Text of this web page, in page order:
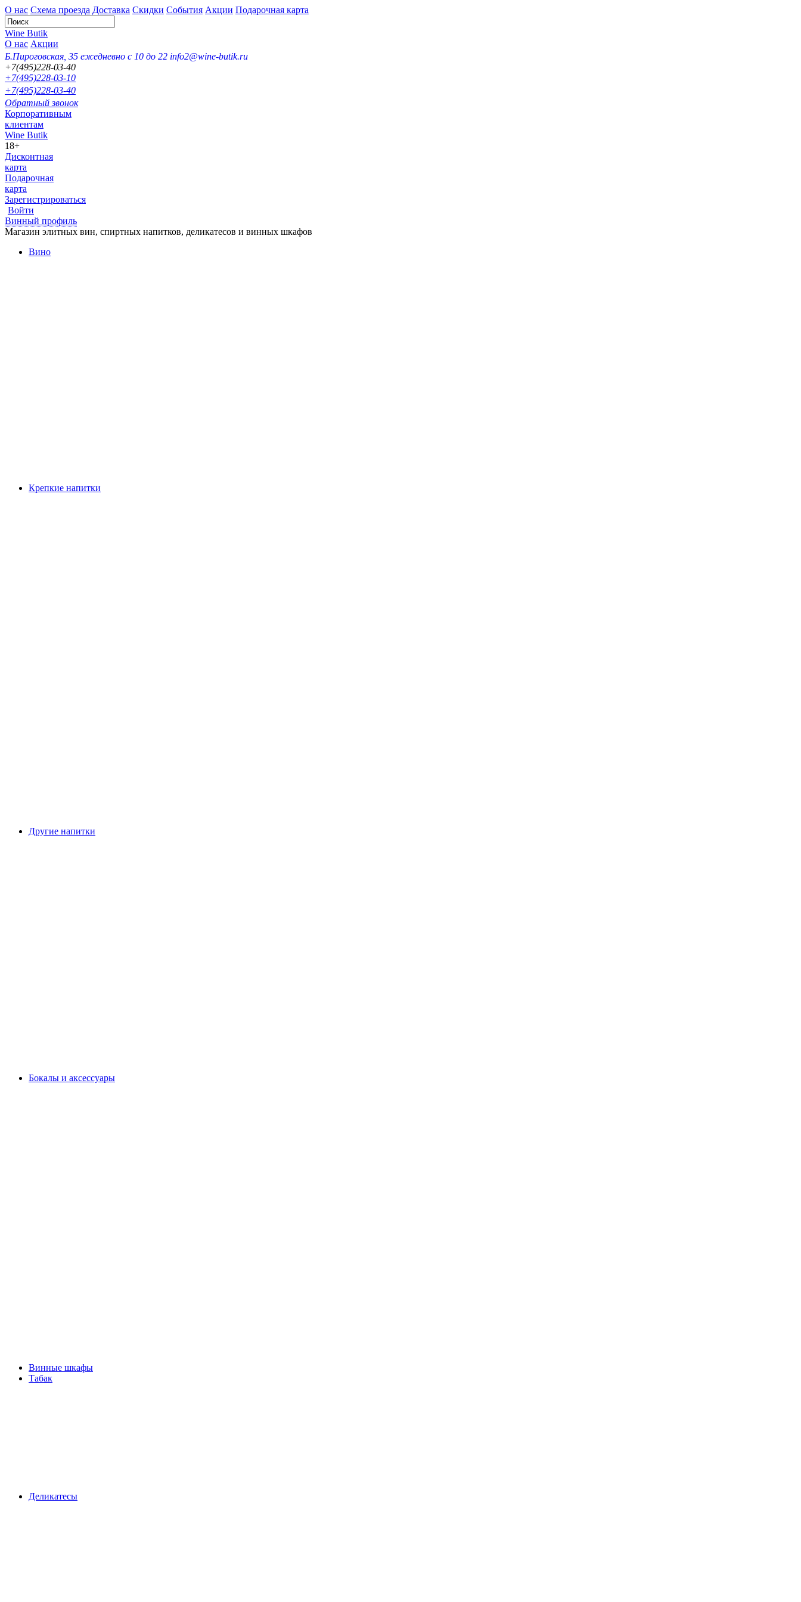
О нас Схема проезда Доставка Скидки События Акции Подарочная карта
Wine Butik
О нас Акции
Б.Пироговская, 35 ежедневно с 10 до 22 info2@wine-butik.ru
+7(495)228-03-40
+7(495)228-03-10
+7(495)228-03-40
Обратный звонок
Корпоративным
клиентам
Wine Butik
18+
Дисконтная
карта
Подарочная
карта
Зарегистрироваться
Войти
Винный профиль
Магазин элитных вин, спиртных напитков, деликатесов и винных шкафов
Вино
Крепкие напитки
Другие напитки
Бокалы и аксессуары
Винные шкафы
Табак
Деликатесы